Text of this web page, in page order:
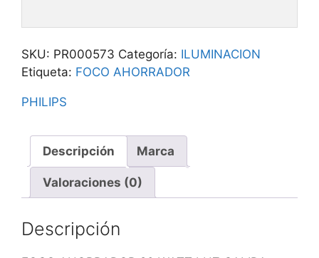
SKU: PR000573 Categoría: ILUMINACION
Etiqueta: FOCO AHORRADOR
PHILIPS
Descripción Marca
Valoraciones (0)
Descripción